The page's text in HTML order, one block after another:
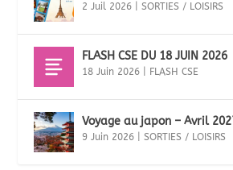
2 Juil 2026 |SORTIES / LOISIRS
FLASH CSE DU 18 JUIN 2026
18 Juin 2026 FLASH CSE
Voyage au japon – Avril
9 Juin 2026 |SORTIES / LOISIRS